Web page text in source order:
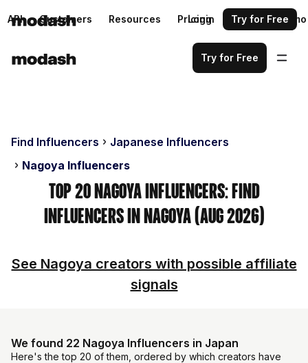
API Customers Resources Pricing Request a demo
Login Try for Free
Try for Free
Find Influencers
Japanese Influencers
Nagoya Influencers
Top 20 Nagoya Influencers: Find
Influencers in Nagoya (Aug 2026)
See Nagoya creators with possible affiliate
signals
We found 22 Nagoya Influencers in Japan
Here's the top 20 of them, ordered by which creators have